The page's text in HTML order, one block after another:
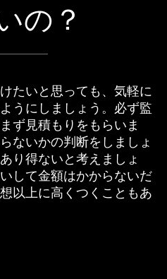
の？
たいと思っても、気軽に
うにしましょう。必ず監
ず見積もりをもらいま
ないかの判断をしましょ
り得ないと考えましょ
して金額はかからないだ
以上に高くつくこともあ